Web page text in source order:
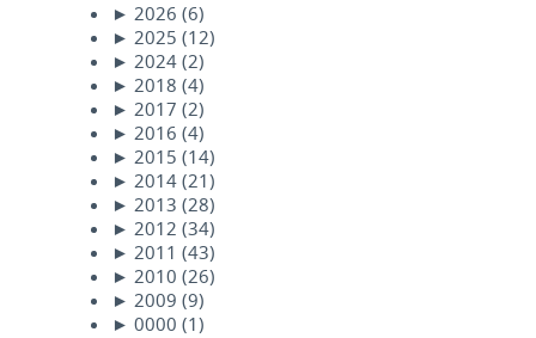
► 2026 (6)
► 2025 (12)
► 2024 (2)
► 2018 (4)
► 2017 (2)
► 2016 (4)
► 2015 (14)
► 2014 (21)
► 2013 (28)
► 2012 (34)
► 2011 (43)
► 2010 (26)
► 2009 (9)
► 0000 (1)